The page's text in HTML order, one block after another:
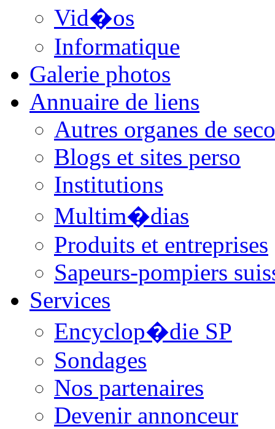
Vid�os
Informatique
Galerie photos
Annuaire de liens
Autres organes de
Blogs et sites perso
Institutions
Multim�dias
Produits et entreprises
Sapeurs-pompiers
Services
Encyclop�die SP
Sondages
Nos partenaires
Devenir annonceur